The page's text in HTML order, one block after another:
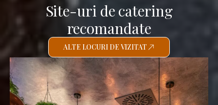
Site-uri de catering
recomandate
ALTE LOCURI DE VIZITAT